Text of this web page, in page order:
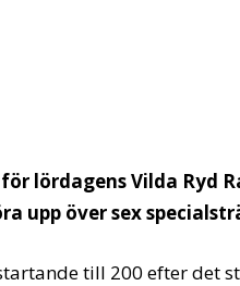
lördagens Vilda Ryd
upp över sex
till 200 efter det